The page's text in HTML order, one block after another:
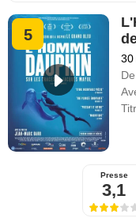
5
30
De
Presse
3,1